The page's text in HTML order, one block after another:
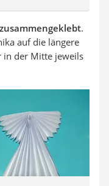
.
auf die längere
in der Mitte jeweils